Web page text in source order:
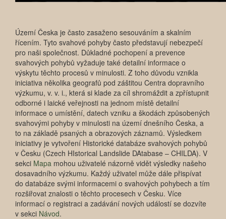
Území Česka je často zasaženo sesouváním a skalním
řícením. Tyto svahové pohyby často představují nebezpečí
pro naši společnost. Důkladné pochopení a prevence
svahových pohybů vyžaduje také detailní informace o
výskytu těchto procesů v minulosti. Z toho důvodu vznikla
iniciativa několika geografů pod záštitou Centra dopravního
výzkumu, v. v. i., která si klade za cíl shromáždit a zpřístupnit
odborné i laické veřejnosti na jednom místě detailní
informace o umístění, datech vzniku a škodách způsobených
svahovými pohyby v minulosti na území dnešního Česka, a
to na základě psaných a obrazových záznamů. Výsledkem
iniciativy je vytvoření Historické databáze svahových pohybů
v Česku (Czech HIstorical Landslide DAtabase – CHILDA). V
sekci Mapa mohou uživatelé názorně vidět výsledky našeho
dosavadního výzkumu. Každý uživatel může dále přispívat
do databáze svými informacemi o svahových pohybech a tím
rozšiřovat znalosti o těchto procesech v Česku. Více
informací o registraci a zadávání nových událostí se dozvíte
v sekci Návod.